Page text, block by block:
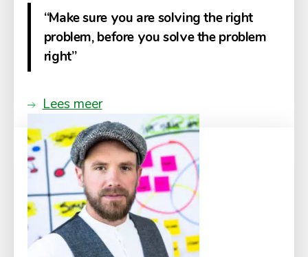
“Make sure you are solving the right
problem, before you solve the problem
right”
Lees meer